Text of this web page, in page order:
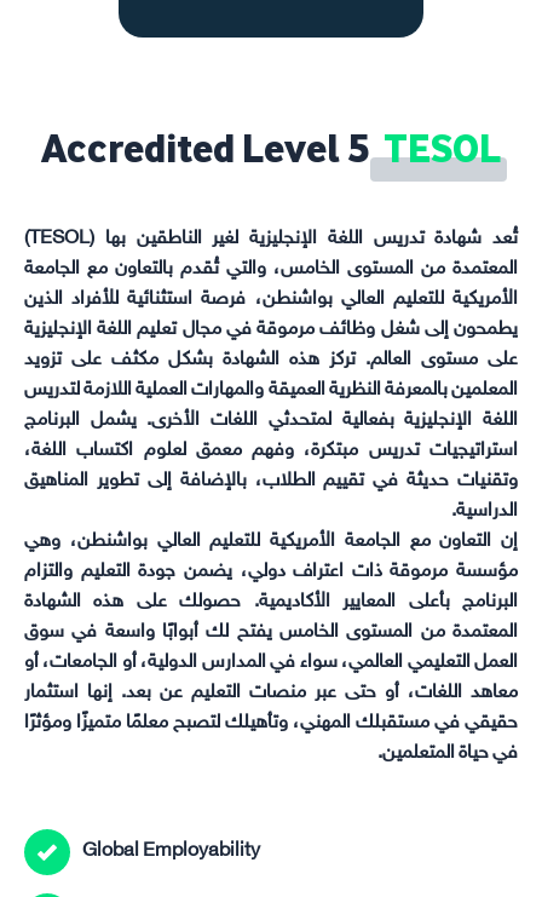
Accredited Level 5TESOL
تُعد شهادة تدريس اللغة الإنجليزية لغير الناطقين بها (TESOL)
المعتمدة من المستوى الخامس، والتي تُقدم بالتعاون مع الجامعة
الأمريكية للتعليم العالي بواشنطن، فرصة استثنائية للأفراد الذين
يطمحون إلى شغل وظائف مرموقة في مجال تعليم اللغة الإنجليزية
على مستوى العالم. تركز هذه الشهادة بشكل مكثف على تزويد
المعلمين بالمعرفة النظرية العميقة والمهارات العملية اللازمة لتدريس
اللغة الإنجليزية بفعالية لمتحدثي اللغات الأخرى. يشمل البرنامج
استراتيجيات تدريس مبتكرة، وفهم معمق لعلوم اكتساب اللغة،
وتقنيات حديثة في تقييم الطلاب، بالإضافة إلى تطوير المناهيق
الدراسية.
إن التعاون مع الجامعة الأمريكية للتعليم العالي بواشنطن، وهي
مؤسسة مرموقة ذات اعتراف دولي، يضمن جودة التعليم والتزام
البرنامج بأعلى المعايير الأكاديمية. حصولك على هذه الشهادة
المعتمدة من المستوى الخامس يفتح لك أبوابًا واسعة في سوق
العمل التعليمي العالمي، سواء في المدارس الدولية، أو الجامعات، أو
معاهد اللغات، أو حتى عبر منصات التعليم عن بعد. إنها استثمار
حقيقي في مستقبلك المهني، وتأهيلك لتصبح معلمًا متميزًا ومؤثرًا
في حياة المتعلمين.
Global Employability